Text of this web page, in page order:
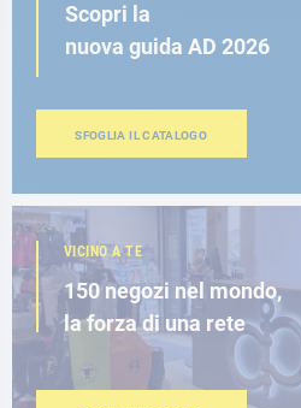
Scopri la
nuova guida AD 2026
SFOGLIA IL CATALOGO
VICINO A TE
150 negozi nel mondo,
la forza di una rete